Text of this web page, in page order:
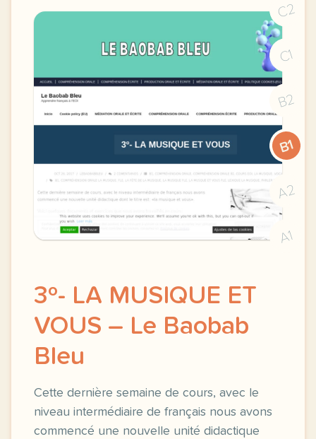
C2
C1
B2
B1
A2
A1
3º- LA MUSIQUE ET
VOUS – Le Baobab
Bleu
Cette dernière semaine de cours, avec le
niveau intermédiaire de français nous avons
commencé une nouvelle unité didactique